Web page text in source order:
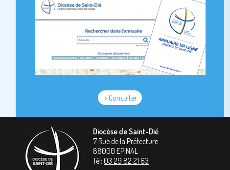
> Consulter
Diocèse de Saint-Dié
7 Rue de la Préfecture
88000 EPINAL
Tél: 03 29 82 21 63